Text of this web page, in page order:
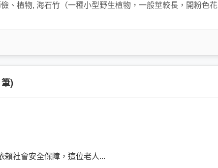
、 植物, 海石竹（一種小型野生植物，一般莖較長，開粉色花
)
賴社會安全保障，這位老人...